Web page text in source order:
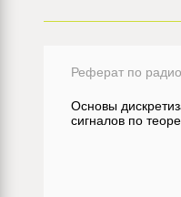
Реферат по
Основы
сигналов по